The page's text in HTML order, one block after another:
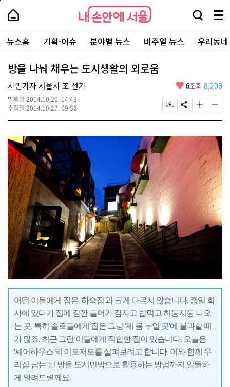
본
로
가
내
손
안
에
서
울
-
서
울
시
대
표
소
포
털
내
손
에
울
검
창
열
기
메
뉴
전
체
보
주
요
서
뉴스홈 기획·이슈 분야별 뉴스 비주얼 뉴스 우리동
방을 나눠 채우는 도시생활의 외로움
시민기자 서울시 조 선기
발행일 2014.10.20. 14:43
수정일 2014.10.27. 09:52
좋
요
6조회 8,206
페
이
U
R
L
복
사
S
N
공
하
기
글
자
기
크
게
변
경
하
기
글
자
기
작
게
변
경
하
기
어떤 이들에게 집은 '하숙집'과 크게 다르지 않습니다. 종일 회
사에 있다가 집에 잠깐 들어가 잠자고 밥먹고 허둥지둥 나오
는 곳. 특히 솔로들에게 집은 그냥 '제 몸 누일 곳'에 불과할 때
가 많죠. 최근 그런 이들에게 적합한 집이 있습니다. 오늘은
'셰어하우스'의 이모저모를 살펴보려고 합니다. 이와 함께 우
리집 남는 빈 방을 도시민박으로 활용하는 방법까지 알뜰하
게 알려드릴께요.
페
상
단
로